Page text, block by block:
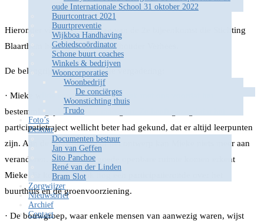
oude Internationale School 31 oktober 2022
Buurtcontract 2021
Buurtpreventie
Wijkboa Handhaving
Gebiedscoördinator
Schone buurt coaches
Winkels & bedrijven
Wooncorporaties
Woonbedrijf
De conciërges
Woonstichting thuis
Trudo
Foto’s
Bestuur
Documenten bestuur
Jan van Geffen
Sito Panchoe
René van der Linden
Bram Slot
Zorgwijzer
Nieuwsbrief
Archief
Contact
Hieronder vind u een verslag van de 2e bijeenkomst die Stichting
Blaarthem heeft gehad met wethouder Verhees.
De belangrijkste punten uit de vergadering:
· Mieke wilde eerst nog een gesprek met ons voordat het
bestemmingsplan naar de raad gaat. Ze heeft gezegd dat het
participatietraject wellicht beter had gekund, dat er altijd leerpunten
zijn. Aan de bouwhoogte of het ontwerp kan Mieke niets meer aan
veranderen. Er moet een goede openbare ruimte komen erkent
Mieke. Er komt dan ook nog een participatieronde over het
buurthuis en de groenvoorziening.
· De bouwgroep, waar enkele mensen van aanwezig waren, wijst